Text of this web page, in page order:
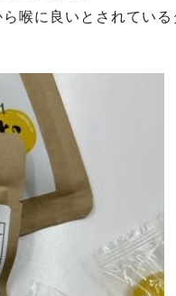
喉に良いとされてい